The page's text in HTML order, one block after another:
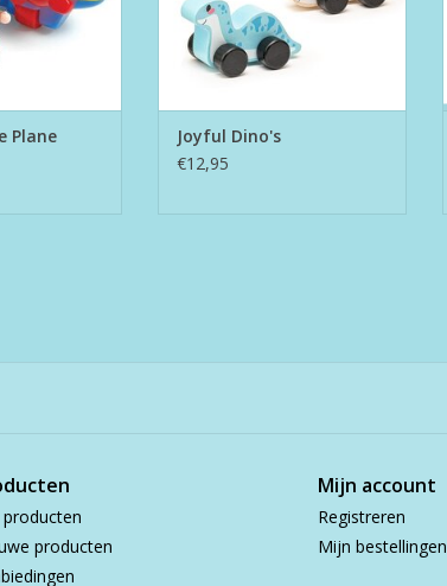
Plane
Joyful Dino's
€12,95
producten
producten
Mijn account
Registreren
Mijn bestellingen